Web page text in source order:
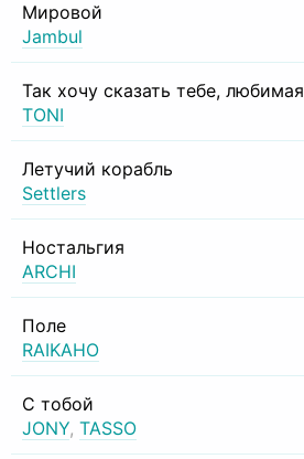
Мировой
Jambul
Так хочу сказать тебе, любимая
TONI
Летучий корабль
Settlers
Ностальгия
ARCHI
Поле
RAIKAHO
С тобой
JONY, TASSO